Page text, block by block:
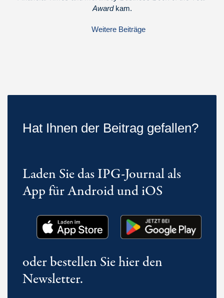
Awardkam.
Weitere Beiträge
Hat Ihnen der Beitrag gefallen?
Laden Sie das IPG-Journal als
App für Android und iOS
oder bestellen Sie hier den
Newsletter.